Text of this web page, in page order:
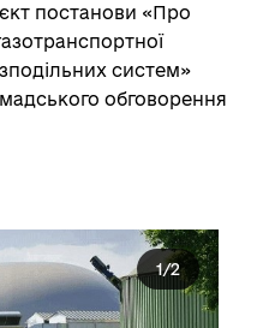
постанови «Про
систем»
обговорення
1/2